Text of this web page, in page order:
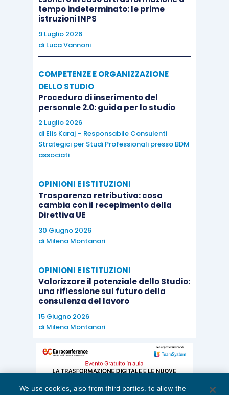
tempo indeterminato: le prime
istruzioni INPS
9 Luglio 2026
di Luca Vannoni
COMPETENZE E ORGANIZZAZIONE
DELLO STUDIO
Procedura di inserimento del
personale 2.0: guida per lo studio
2 Luglio 2026
di Elis Karaj – Responsabile Consulenti
Strategici per Studi Professionali presso BDM
associati
OPINIONI E ISTITUZIONI
Trasparenza retributiva: cosa
cambia con il recepimento della
Direttiva UE
30 Giugno 2026
di Milena Montanari
OPINIONI E ISTITUZIONI
Valorizzare il potenziale dello Studio:
una riflessione sul futuro della
consulenza del lavoro
15 Giugno 2026
di Milena Montanari
We use cookies, also from third parties, to allow the